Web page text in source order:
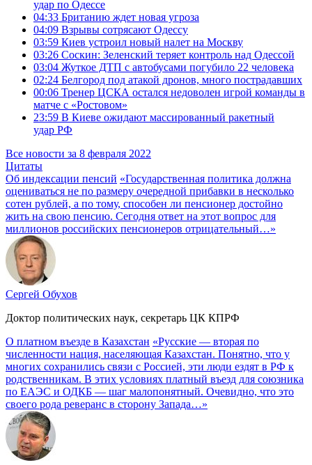
удар по Одессе
04:33 Британию ждет новая угроза
04:09 Взрывы сотрясают Одессу
03:59 Киев устроил новый налет на Москву
03:26 Соскин: Зеленский теряет контроль над Одессой
03:04 Жуткое ДТП с автобусами погубило 22 человека
02:24 Белгород под атакой дронов, много пострадавших
00:06 Тренер ЦСКА остался недоволен игрой команды в
матче с «Ростовом»
23:59 В Киеве ожидают массированный ракетный
удар РФ
Все новости за 8 февраля 2022
Цитаты
Об индексации пенсий «Государственная политика должна
оцениваться не по размеру очередной прибавки в несколько
сотен рублей, а по тому, способен ли пенсионер достойно
жить на свою пенсию. Сегодня ответ на этот вопрос для
миллионов российских пенсионеров отрицательный…»
Сергей Обухов
Доктор политических наук, секретарь ЦК КПРФ
О платном въезде в Казахстан «Русские — вторая по
численности нация, населяющая Казахстан. Понятно, что у
многих сохранились связи с Россией, эти люди ездят в РФ к
родственникам. В этих условиях платный въезд для союзника
по ЕАЭС и ОДКБ — шаг малопонятный. Очевидно, что это
своего рода реверанс в сторону Запада…»